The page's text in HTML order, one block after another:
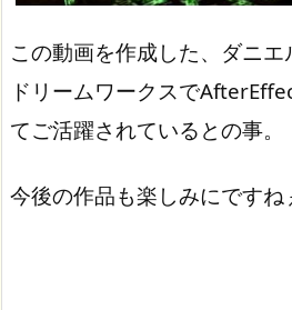
この動画を作成した、ダニ
ドリームワークスで
てご活躍されているとの事。
今後の作品も楽しみにですね